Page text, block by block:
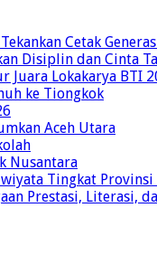
Cetak
Disiplin dan Cinta
Juara Lokakarya BTI
ke Tiongkok
Aceh Utara
Nusantara
Tingkat Provinsi
Prestasi, Literasi,